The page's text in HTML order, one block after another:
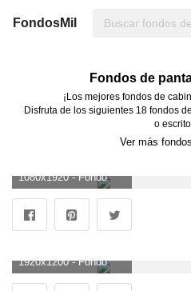
FondosMil
Fondos de
¡Los mejores fondos de
Disfruta de los siguientes 18 fondos
o
Ver más
1080x1920 - Fondo de pantalla de 1080x1920. Wallpaper para celular de cabina.
1920x1200 - Fondo de pantalla de 1920x1200. Fondo de pantalla de cabina.